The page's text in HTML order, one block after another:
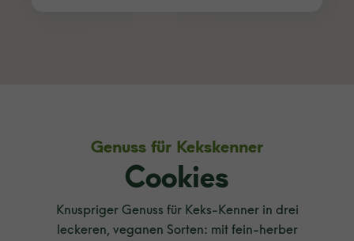
Genuss für Kekskenner
Cookies
Knuspriger Genuss für Keks-Kenner in drei
leckeren, veganen Sorten: mit fein-herber